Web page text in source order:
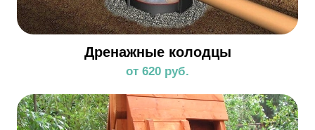
Дренажные колодцы
от 620 руб.